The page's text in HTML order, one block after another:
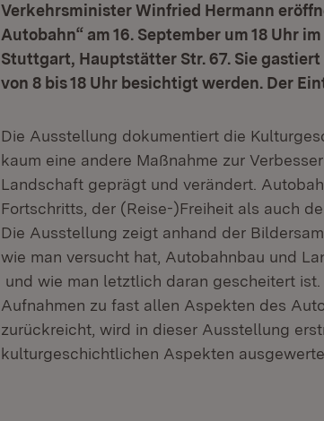
Verkehrsminister Winfried Hermann
Autobahn“ am 16. September um 18 Uhr
Stuttgart, Hauptstätter Str. 67. Sie
von 8 bis 18 Uhr besichtigt werden. Der
Die Ausstellung dokumentiert die
kaum eine andere Maßnahme zur
Landschaft geprägt und verändert.
Fortschritts, der (Reise-)Freiheit als auch
Die Ausstellung zeigt anhand der
wie man versucht hat, Autobahnbau und
 und wie man letztlich daran gescheitert
Aufnahmen zu fast allen Aspekten des
zurückreicht, wird in dieser Ausstellung
kulturgeschichtlichen Aspekten